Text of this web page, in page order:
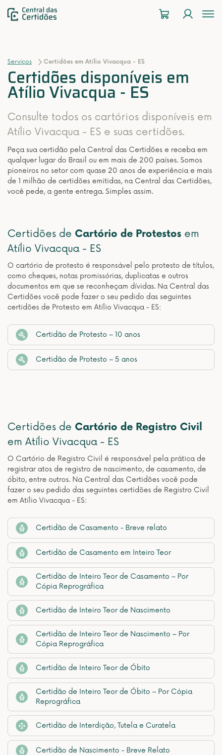
Serviços Certidões em Atílio Vivacqua - ES
Certidões disponíveis em
Atílio Vivacqua - ES
Consulte todos os cartórios disponíveis em
Atílio Vivacqua - ES e suas certidões.
Peça sua certidão pela Central das Certidões e receba em
qualquer lugar do Brasil ou em mais de 200 países. Somos
pioneiros no setor com quase 20 anos de experiência e mais
de 1 milhão de certidões emitidas, na Central das Certidões,
você pede, a gente entrega. Simples assim.
Certidões de Cartório de Protestos em
Atílio Vivacqua - ES
O cartório de protesto é responsável pelo protesto de títulos,
como cheques, notas promissórias, duplicatas e outros
documentos em que se reconheçam dívidas. Na Central das
Certidões você pode fazer o seu pedido das seguintes
certidões de Protesto em Atílio Vivacqua - ES:
Certidão de Protesto – 10 anos
Certidão de Protesto – 5 anos
Certidões de Cartório de Registro Civil
em Atílio Vivacqua - ES
O Cartório de Registro Civil é responsável pela prática de
registrar atos de registro de nascimento, de casamento, de
óbito, entre outros. Na Central das Certidões você pode
fazer o seu pedido das seguintes certidões de Registro Civil
em Atílio Vivacqua - ES:
Certidão de Casamento - Breve relato
Certidão de Casamento em Inteiro Teor
Certidão de Inteiro Teor de Casamento – Por
Cópia Reprográfica
Certidão de Inteiro Teor de Nascimento
Certidão de Inteiro Teor de Nascimento – Por
Cópia Reprográfica
Certidão de Inteiro Teor de Óbito
Certidão de Inteiro Teor de Óbito – Por Cópia
Reprográfica
Certidão de Interdição, Tutela e Curatela
Certidão de Nascimento - Breve Relato